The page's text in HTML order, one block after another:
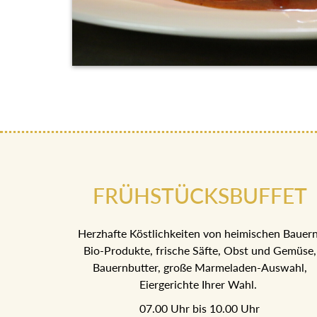
FRÜHSTÜCKSBUFFET
Herzhafte Köstlichkeiten von heimischen
Bio-Produkte, frische Säfte, Obst und Gemüse,
Bauernbutter, große Marmeladen-Auswahl,
Eiergerichte Ihrer Wahl.
07.00 Uhr bis 10.00 Uhr